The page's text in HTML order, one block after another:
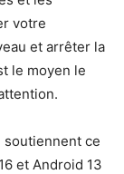
votre
et arrêter la
le moyen le
soutiennent ce
et Android 13